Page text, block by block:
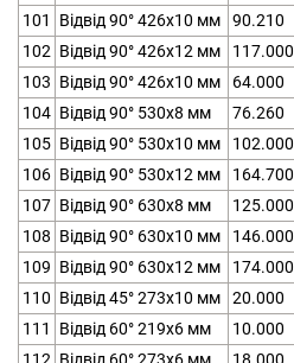
101
Відвід 90° 426х10 мм 90.210
102 Відвід 90° 426х12 мм 117.000
103 Відвід 90° 426х10 мм 64.000
104 Відвід 90° 530х8 мм 76.260
105 Відвід 90° 530х10 мм 102.000
106 Відвід 90° 530х12 мм 164.700
107 Відвід 90° 630х8 мм 125.000
108 Відвід 90° 630х10 мм 146.000
109 Відвід 90° 630х12 мм 174.000
110 Відвід 45° 273х10 мм 20.000
111
Відвід 60° 219х6 мм 10.000
112 Відвід 60° 273х6 мм 18.000